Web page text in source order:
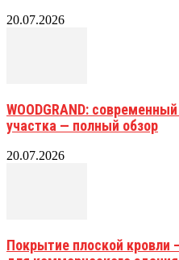
20.07.2026
WOODGRAND:
участка — полный обзор
20.07.2026
Покрытие плоской